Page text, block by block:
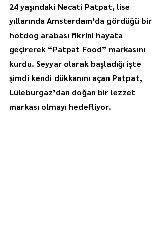
24 yaşındaki Necati Patpat, lise
yıllarında Amsterdam’da gördüğü bir
hotdog arabası fikrini hayata
geçirerek “Patpat Food” markasını
kurdu. Seyyar olarak başladığı işte
şimdi kendi dükkanını açan Patpat,
Lüleburgaz’dan doğan bir lezzet
markası olmayı hedefliyor.